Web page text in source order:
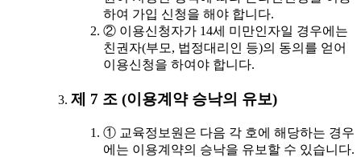
하여 가입 신청을 해야 합니다.
② 이용신청자가 14세 미만인자일 경우에는
친권자(부모, 법정대리인 등)의 동의를 얻어
이용신청을 하여야 합니다.
제 7 조 (이용계약 승낙의 유보)
① 교육정보원은 다음 각 호에 해당하는 경우
에는 이용계약의 승낙을 유보할 수 있습니다.